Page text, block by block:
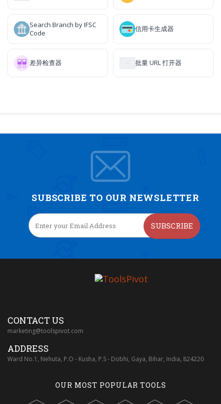
Search Branch by IFSC
Code
信用卡生成器
差异检查器 批量 URL 打开器
SUBSCRIBE TO OUR NEWSLETTER
SUBSCRIBE
CONTACT US
marketing@toolspivot.com
ADDRESS
Ward No.1, Nehuta, P.O - Kusha, P.S - Dobhi, Gaya, Bihar, India, 824220
OUR MOST POPULAR TOOLS